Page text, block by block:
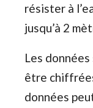
résister à
jusqu’à 2
Les
être
données